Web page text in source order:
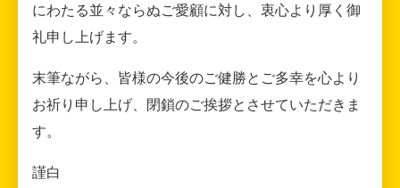
にわたる並々ならぬご愛顧に対し、衷心より厚く御
礼申し上げます。
末筆ながら、皆様の今後のご健勝とご多幸を心より
お祈り申し上げ、閉鎖のご挨拶とさせていただきま
す。
謹白